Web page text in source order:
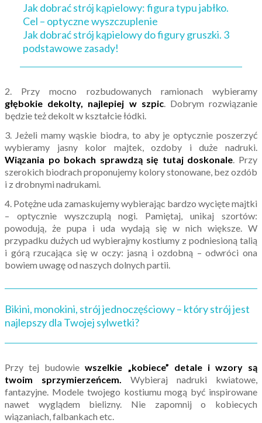
Jak dobrać strój kąpielowy: figura typu jabłko.
Cel – optyczne wyszczuplenie
Jak dobrać strój kąpielowy do figury gruszki. 3
podstawowe zasady!
2. Przy mocno rozbudowanych ramionach wybieramy
głębokie dekolty, najlepiej w szpic. Dobrym rozwiązanie
będzie też dekolt w kształcie łódki.
3. Jeżeli mamy wąskie biodra, to aby je optycznie poszerzyć
wybieramy jasny kolor majtek, ozdoby i duże nadruki.
Wiązania po bokach sprawdzą się tutaj doskonale. Przy
szerokich biodrach proponujemy kolory stonowane, bez ozdób
i z drobnymi nadrukami.
4. Potężne uda zamaskujemy wybierając bardzo wycięte majtki
– optycznie wyszczuplą nogi. Pamiętaj, unikaj szortów:
powodują, że pupa i uda wydają się w nich większe. W
przypadku dużych ud wybierajmy kostiumy z podniesioną talią
i górą rzucająca się w oczy: jasną i ozdobną – odwróci ona
bowiem uwagę od naszych dolnych partii.
Bikini, monokini, strój jednoczęściowy – który strój jest
najlepszy dla Twojej sylwetki?
Przy tej budowiewszelkie „kobiece” detale i wzory są
twoim sprzymierzeńcem. Wybieraj nadruki kwiatowe,
fantazyjne. Modele twojego kostiumu mogą być inspirowane
nawet wyglądem bielizny. Nie zapomnij o kobiecych
wiązaniach, falbankach etc.